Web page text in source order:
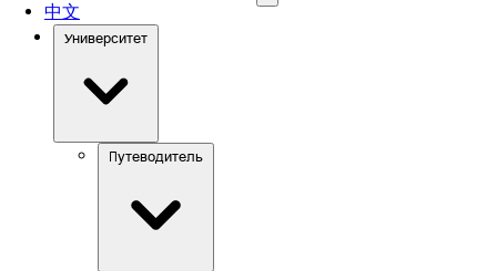
中文
Университет
Путеводитель